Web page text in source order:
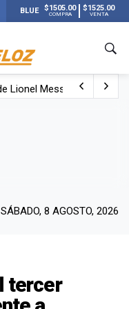
BLUE $1505.00
COMPRA
$1525.00
VENTA
Lionel Messi
SÁBADO, 8 AGOSTO, 2026
tercer